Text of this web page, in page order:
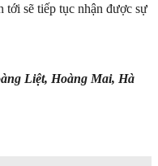
sẽ tiếp tục nhận được sự
Liệt, Hoàng Mai, Hà